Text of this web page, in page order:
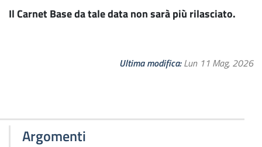
Il Carnet Base da tale data non sarà più rilasciato.
Ultima modifica Lun 11 Mag, 2026
Argomenti